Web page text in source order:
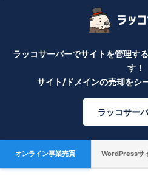
ラッコサーバーでサイトを管理す
す！
サイト/ドメインの売却をシ
ラッコサー
オンライン事業売買 WordPressサ